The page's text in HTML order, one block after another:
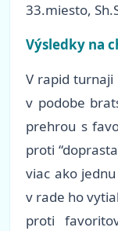
33.miesto,
Výsledky na
V rapid turnaji
v podobe
prehrou s
proti
viac ako
v rade ho
proti